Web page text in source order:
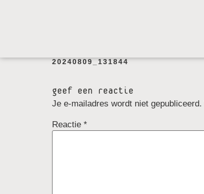
20240809_131844
geef een reactie
Je e-mailadres wordt niet gepubliceerd.
Reactie *